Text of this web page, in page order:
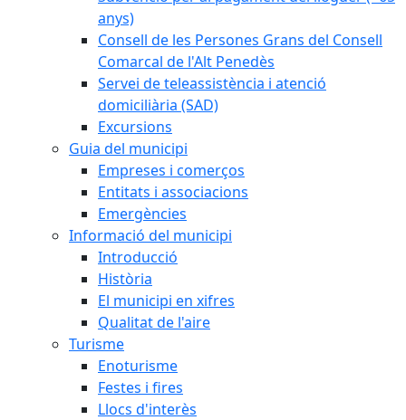
anys)
Consell de les Persones Grans del Consell
Comarcal de l'Alt Penedès
Servei de teleassistència i atenció
domiciliària (SAD)
Excursions
Guia del municipi
Empreses i comerços
Entitats i associacions
Emergències
Informació del municipi
Introducció
Història
El municipi en xifres
Qualitat de l'aire
Turisme
Enoturisme
Festes i fires
Llocs d'interès